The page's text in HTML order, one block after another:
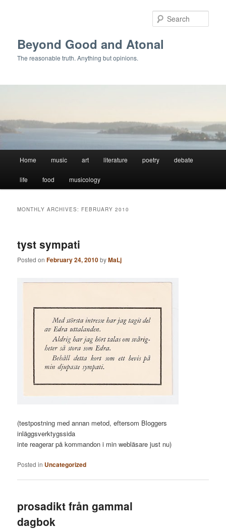
Beyond Good and Atonal
The reasonable truth. Anything but opinions.
Home music art literature poetry debate
life food musicology
MONTHLY ARCHIVES: FEBRUARY 2010
tyst sympati
Posted onFebruary 24, 2010byMaLj
(testpostning med annan metod, eftersom Bloggers
inläggsverktygssida
inte reagerar på kommandon i min webläsare just nu)
Posted in Uncategorized
prosadikt från gammal
dagbok